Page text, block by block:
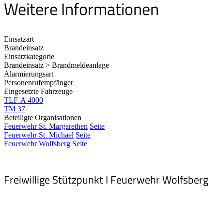
Weitere Informationen
Einsatzart
Brandeinsatz
Einsatzkategorie
Brandeinsatz > Brandmeldeanlage
Alarmierungsart
Personenrufempfänger
Eingesetzte Fahrzeuge
TLF-A 4000
TM 37
Beteiligte Organisationen
Feuerwehr St. Margarethen Seite
Feuerwehr St. Michael Seite
Feuerwehr Wolfsberg Seite
Freiwillige Stützpunkt I Feuerwehr Wolfsberg